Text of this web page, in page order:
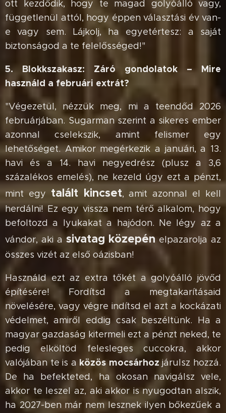
ott kezdődik, hogy te magad golyóálló vagy,
függetlenül attól, hogy éppen választási év van-
e vagy sem. Lájkolj, ha egyetértesz: a saját
biztonságod a te felelősséged!"
5. Blokkszakasz: Záró gondolatok – Mire
használd a februári extrát?
"Végezetül, nézzük meg, mi a teendőd 2026
februárjában. Sugarman szerint a sikeres ember
azonnal cselekszik, amint felismer egy
lehetőséget. Amikor megérkezik a januári, a 13.
havi és a 14. havi negyedrész (plusz a 3,6
százalékos emelés), ne kezeld úgy ezt a pénzt,
mint egy talált kincset, amit azonnal el kell
herdálni! Ez egy vissza nem térő alkalom, hogy
befoltozd a lyukakat a hajódon. Ne légy az a
vándor, aki asivatag közepénelpazarolja az
összes vizét az első oázisban!
Használd ezt az extra tőkét a golyóálló jövőd
építésére! Fordítsd a megtakarításaid
növelésére, vagy végre indítsd el azt a kockázati
védelmet, amiről eddig csak beszéltünk. Ha a
magyar gazdaság kitermeli ezt a pénzt neked, te
pedig elköltöd felesleges cuccokra, akkor
valójában te is a közös mocsárhoz járulsz hozzá.
De ha befekteted, ha okosan navigálsz vele,
akkor te leszel az, aki akkor is nyugodtan alszik,
ha 2027-ben már nem lesznek ilyen bőkezűek a